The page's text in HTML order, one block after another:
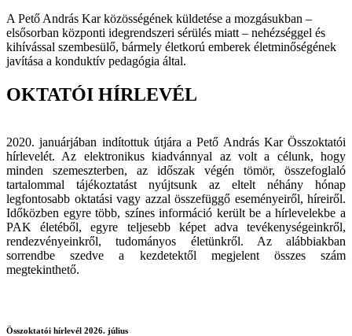
A Pető András Kar közösségének küldetése a mozgásukban –
elsősorban központi idegrendszeri sérülés miatt – nehézséggel és
kihívással szembesülő, bármely életkorú emberek életminőségének
javítása a konduktív pedagógia által.
OKTATÓI HÍRLEVÉL
2020. januárjában indítottuk útjára a Pető András Kar Összoktatói
hírlevelét. Az elektronikus kiadvánnyal az volt a célunk, hogy
minden szemeszterben, az időszak végén tömör, összefoglaló
tartalommal tájékoztatást nyújtsunk az eltelt néhány hónap
legfontosabb oktatási vagy azzal összefüggő eseményeiről, híreiről.
Időközben egyre több, színes információ került be a hírlevelekbe a
PAK életéből, egyre teljesebb képet adva tevékenységeinkről,
rendezvényeinkről, tudományos életünkről. Az alábbiakban
sorrendbe szedve a kezdetektől megjelent összes szám
megtekinthető.
Összoktatói hírlevél 2026. július